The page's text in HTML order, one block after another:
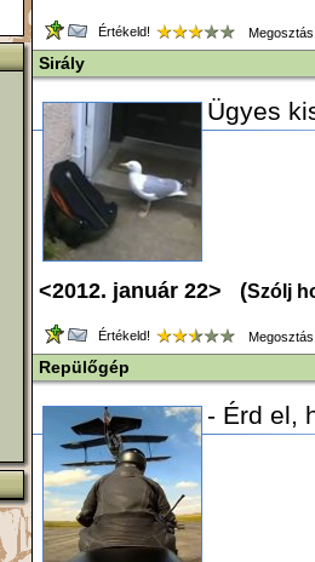
Értékeld!
Sirály
Ügyes
<2012. január 22> (Szólj
Értékeld!
Repülőgép
- Érd el,